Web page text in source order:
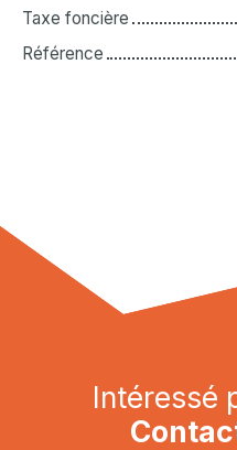
Taxe foncière
Référence
Intéressé